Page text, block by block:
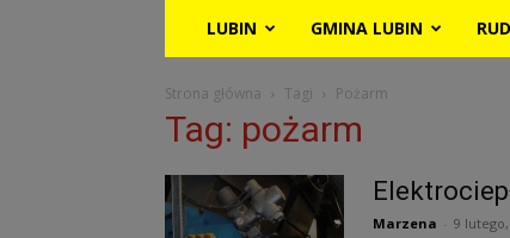
LUBIN GMINA LUBIN
Strona główna Tagi Pożarm
Tag: pożarm
Marzena 9 lutego,